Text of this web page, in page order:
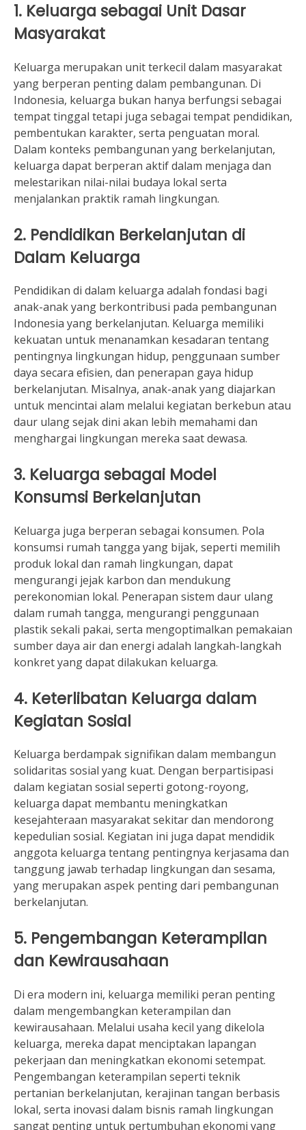
1. Keluarga sebagai Unit Dasar
Masyarakat
Keluarga merupakan unit terkecil dalam masyarakat
yang berperan penting dalam pembangunan. Di
Indonesia, keluarga bukan hanya berfungsi sebagai
tempat tinggal tetapi juga sebagai tempat pendidikan,
pembentukan karakter, serta penguatan moral.
Dalam konteks pembangunan yang berkelanjutan,
keluarga dapat berperan aktif dalam menjaga dan
melestarikan nilai-nilai budaya lokal serta
menjalankan praktik ramah lingkungan.
2. Pendidikan Berkelanjutan di
Dalam Keluarga
Pendidikan di dalam keluarga adalah fondasi bagi
anak-anak yang berkontribusi pada pembangunan
Indonesia yang berkelanjutan. Keluarga memiliki
kekuatan untuk menanamkan kesadaran tentang
pentingnya lingkungan hidup, penggunaan sumber
daya secara efisien, dan penerapan gaya hidup
berkelanjutan. Misalnya, anak-anak yang diajarkan
untuk mencintai alam melalui kegiatan berkebun atau
daur ulang sejak dini akan lebih memahami dan
menghargai lingkungan mereka saat dewasa.
3. Keluarga sebagai Model
Konsumsi Berkelanjutan
Keluarga juga berperan sebagai konsumen. Pola
konsumsi rumah tangga yang bijak, seperti memilih
produk lokal dan ramah lingkungan, dapat
mengurangi jejak karbon dan mendukung
perekonomian lokal. Penerapan sistem daur ulang
dalam rumah tangga, mengurangi penggunaan
plastik sekali pakai, serta mengoptimalkan pemakaian
sumber daya air dan energi adalah langkah-langkah
konkret yang dapat dilakukan keluarga.
4. Keterlibatan Keluarga dalam
Kegiatan Sosial
Keluarga berdampak signifikan dalam membangun
solidaritas sosial yang kuat. Dengan berpartisipasi
dalam kegiatan sosial seperti gotong-royong,
keluarga dapat membantu meningkatkan
kesejahteraan masyarakat sekitar dan mendorong
kepedulian sosial. Kegiatan ini juga dapat mendidik
anggota keluarga tentang pentingnya kerjasama dan
tanggung jawab terhadap lingkungan dan sesama,
yang merupakan aspek penting dari pembangunan
berkelanjutan.
5. Pengembangan Keterampilan
dan Kewirausahaan
Di era modern ini, keluarga memiliki peran penting
dalam mengembangkan keterampilan dan
kewirausahaan. Melalui usaha kecil yang dikelola
keluarga, mereka dapat menciptakan lapangan
pekerjaan dan meningkatkan ekonomi setempat.
Pengembangan keterampilan seperti teknik
pertanian berkelanjutan, kerajinan tangan berbasis
lokal, serta inovasi dalam bisnis ramah lingkungan
sangat penting untuk pertumbuhan ekonomi yang